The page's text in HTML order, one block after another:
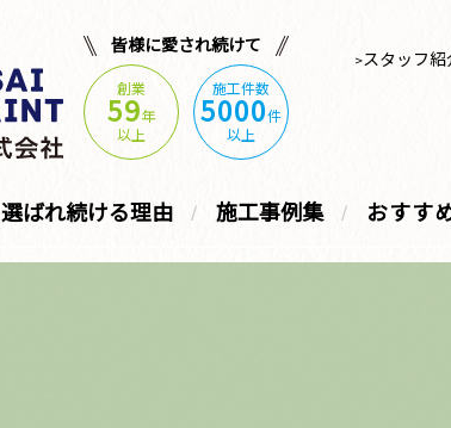
皆様に愛され続けて
創業
59年
以上
施工件数
5000件
以上
スタッフ紹
選ばれ続ける理由 施工事例集 おすす